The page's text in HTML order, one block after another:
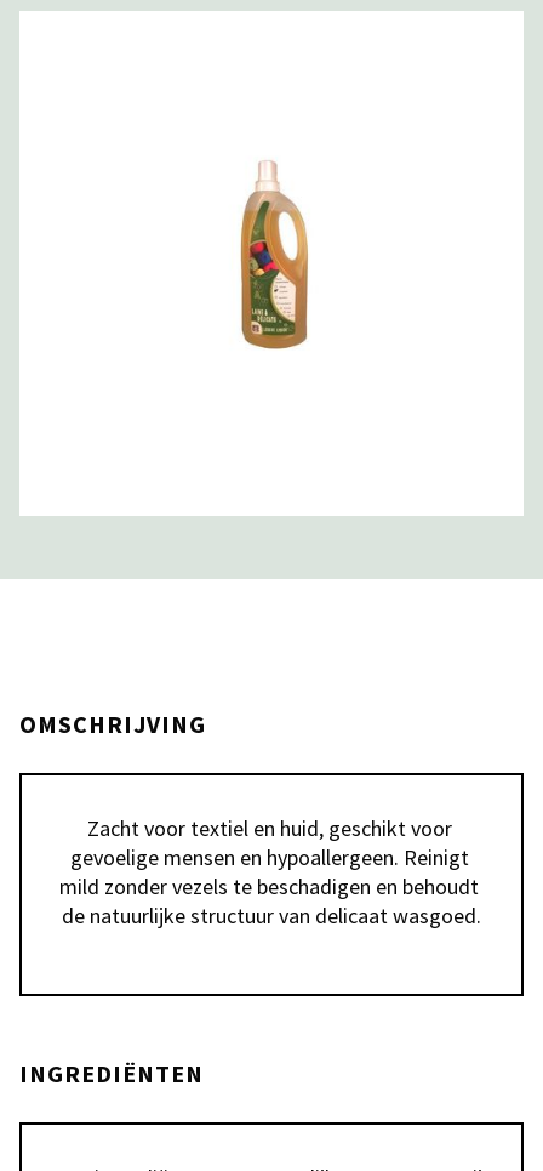
OMSCHRIJVING
Zacht voor textiel en huid, geschikt voor
gevoelige mensen en hypoallergeen. Reinigt
mild zonder vezels te beschadigen en behoudt
de natuurlijke structuur van delicaat wasgoed.
INGREDIËNTEN